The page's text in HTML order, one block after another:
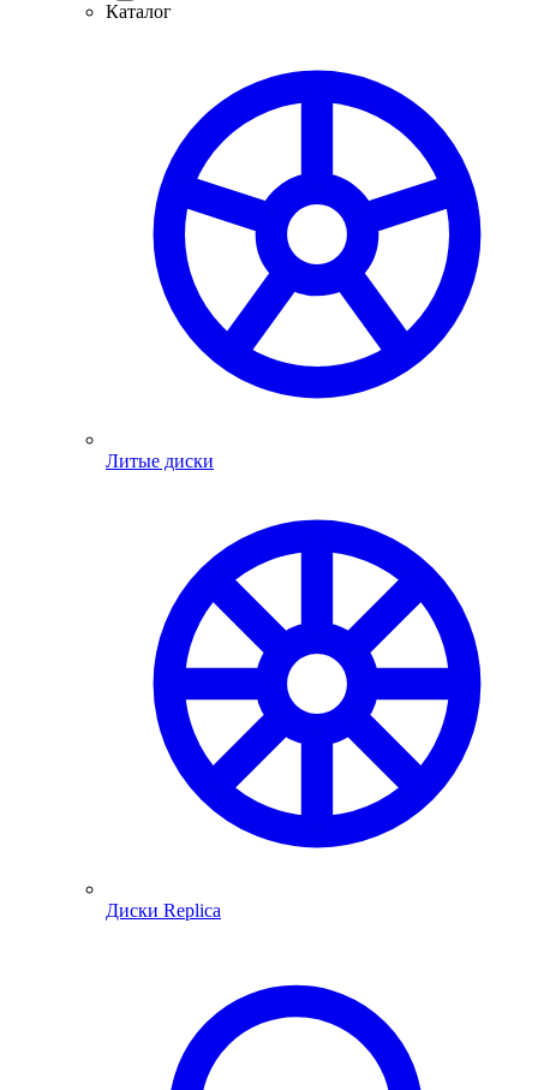
Каталог
Литые диски
Диски Replica